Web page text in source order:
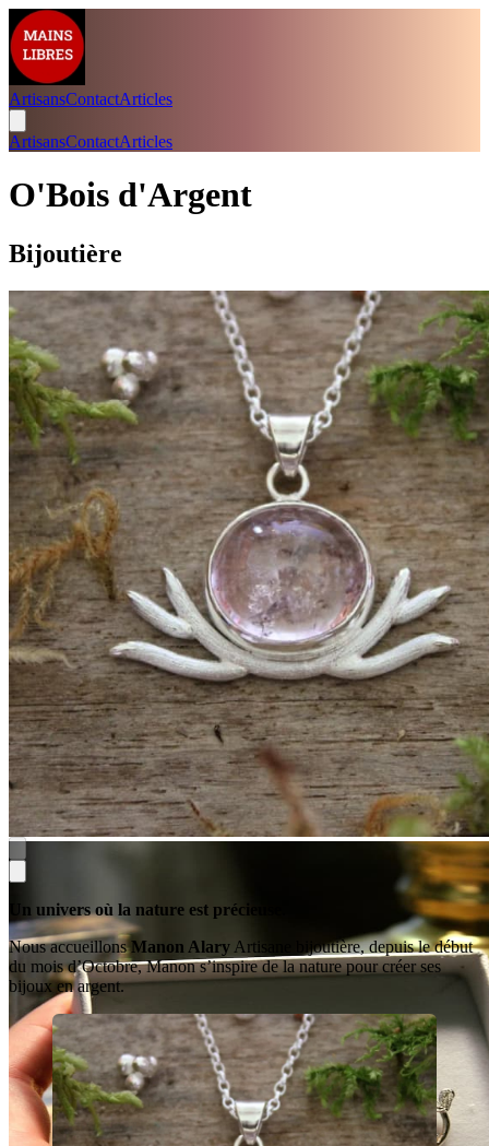
ArtisansContactArticles
ArtisansContactArticles
O'Bois d'Argent
Bijoutière
Un univers où la nature est précieuse
Nous accueillonsManon Alary Artisane bijoutière, depuis le début
du mois d’Octobre, Manon s’inspire de la nature pour créer ses
bijoux en argent.